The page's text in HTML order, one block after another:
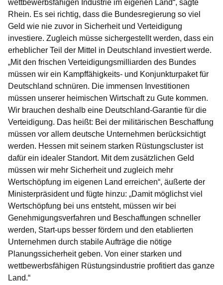
wettbewerbsfähigen Industrie im eigenen Land“, sagte
Rhein. Es sei richtig, dass die Bundesregierung so viel
Geld wie nie zuvor in Sicherheit und Verteidigung
investiere. Zugleich müsse sichergestellt werden, dass ein
erheblicher Teil der Mittel in Deutschland investiert werde.
„Mit den frischen Verteidigungsmilliarden des Bundes
müssen wir ein Kampffähigkeits- und Konjunkturpaket für
Deutschland schnüren. Die immensen Investitionen
müssen unserer heimischen Wirtschaft zu Gute kommen.
Wir brauchen deshalb eine Deutschland-Garantie für die
Verteidigung. Das heißt: Bei der militärischen Beschaffung
müssen vor allem deutsche Unternehmen berücksichtigt
werden. Hessen mit seinem starken Rüstungscluster ist
dafür ein idealer Standort. Mit dem zusätzlichen Geld
müssen wir mehr Sicherheit und zugleich mehr
Wertschöpfung im eigenen Land erreichen“, äußerte der
Ministerpräsident und fügte hinzu: „Damit möglichst viel
Wertschöpfung bei uns entsteht, müssen wir bei
Genehmigungsverfahren und Beschaffungen schneller
werden, Start-ups besser fördern und den etablierten
Unternehmen durch stabile Aufträge die nötige
Planungssicherheit geben. Von einer starken und
wettbewerbsfähigen Rüstungsindustrie profitiert das ganze
Land.“